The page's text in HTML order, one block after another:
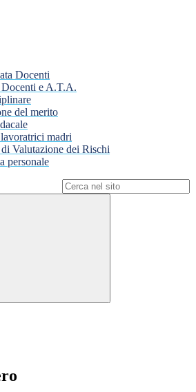
Docenti
e A.T.A.
del merito
madri
Valutazione dei Rischi
personale